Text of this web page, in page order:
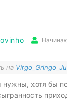
на
хотя бы